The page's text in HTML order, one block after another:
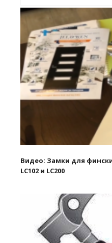
Видео: Замки для
LC102 и LC200